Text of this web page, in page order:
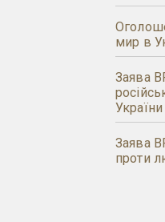
мир в
Заява
України
Заява
проти